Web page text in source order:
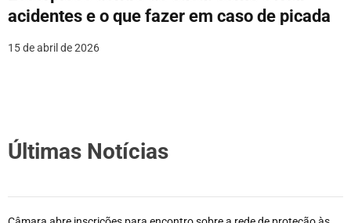
acidentes e o que fazer em caso de picada
15 de abril de 2026
Últimas Notícias